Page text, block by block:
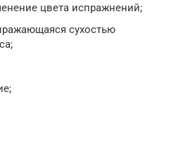
цвета испражнений;
сухостью